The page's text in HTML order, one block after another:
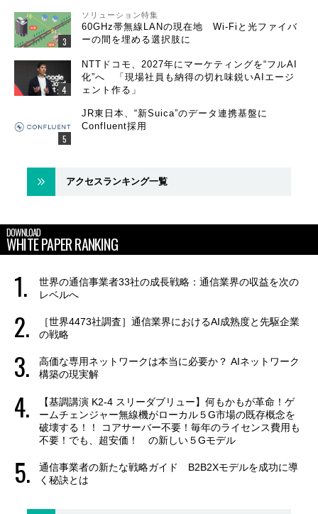
ソリューション特集
60GHz帯無線LANの現在地 Wi-Fiと光ファイバ
ーの間を埋める選択肢に
NTTドコモ、2027年にマーケティングを“フルAI
化”へ 「現場社員も納得の切れ味鋭いAIエージ
ェント作る」
JR東日本、“新Suica”のデータ連携基盤に
Confluent採用
アクセスランキング一覧
DOWNLOAD
WHITE PAPER RANKING
世界の通信事業者33社の成長戦略：通信業界の収益を次の
レベルへ
［世界4473社調査］通信業界におけるAI成熟度と先駆企業
の戦略
高価な専用ネットワークは本当に必要か？ AIネットワーク
構築の現実解
【基調講演 K2-4 スリーダブリュー】何もかもが革命！ゲ
ームチェンジャー無線機がローカル５G市場の既存概念を
破壊する！！ コアサーバー不要！毎年のライセンス費用も
不要！でも、超安価！ の新しい５Gモデル
通信事業者の新たな戦略ガイド B2B2Xモデルを成功に導
く秘訣とは